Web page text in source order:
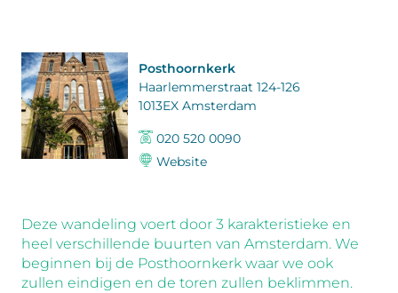
Posthoornkerk
Haarlemmerstraat 124-126
1013EX Amsterdam
020 520 0090
Website
Deze wandeling voert door 3 karakteristieke en
heel verschillende buurten van Amsterdam. We
beginnen bij de Posthoornkerk waar we ook
zullen eindigen en de toren zullen beklimmen.